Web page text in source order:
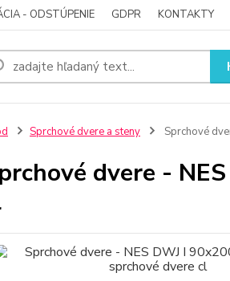
- ODSTÚPENIE GDPR KONTAKTY
Sprchové dvere a steny Sprchové
dvere -